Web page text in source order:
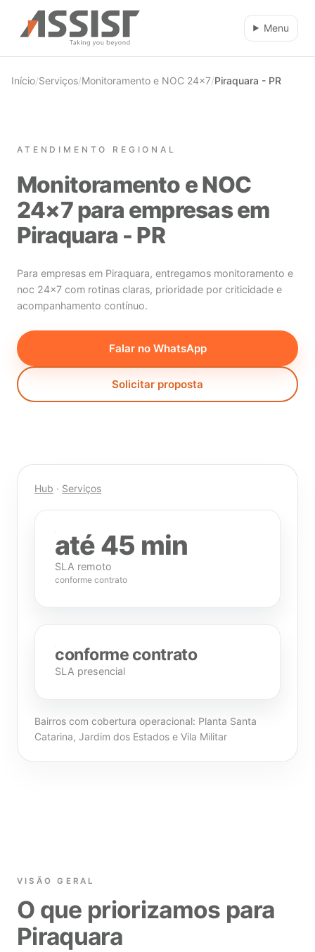
Ir direto para o conteúdo
Menu
Início/Serviços/Monitoramento e NOC 24×7/Piraquara - PR
ATENDIMENTO REGIONAL
Monitoramento e NOC
24×7 para empresas em
Piraquara - PR
Para empresas em Piraquara, entregamos monitoramento e
noc 24×7 com rotinas claras, prioridade por criticidade e
acompanhamento contínuo.
Falar no WhatsApp
Solicitar proposta
Hub · Serviços
até 45 min
SLA remoto
conforme contrato
conforme contrato
SLA presencial
Bairros com cobertura operacional: Planta Santa
Catarina, Jardim dos Estados e Vila Militar
VISÃO GERAL
O que priorizamos para
Piraquara